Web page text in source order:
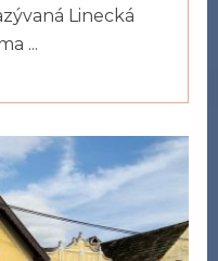
Linecká
...